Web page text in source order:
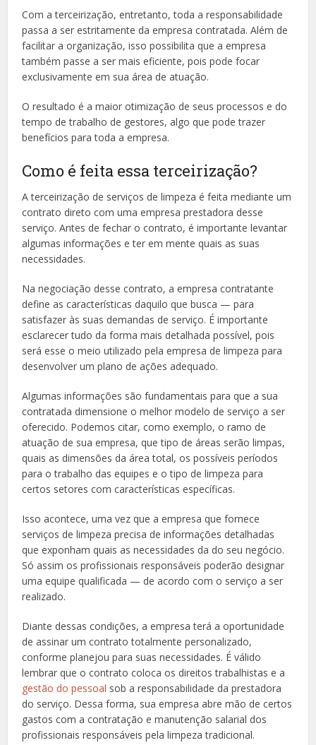
Com a terceirização, entretanto, toda a responsabilidade
passa a ser estritamente da empresa contratada. Além de
facilitar a organização, isso possibilita que a empresa
também passe a ser mais eficiente, pois pode focar
exclusivamente em sua área de atuação.
O resultado é a maior otimização de seus processos e do
tempo de trabalho de gestores, algo que pode trazer
benefícios para toda a empresa.
Como é feita essa terceirização?
A terceirização de serviços de limpeza é feita mediante um
contrato direto com uma empresa prestadora desse
serviço. Antes de fechar o contrato, é importante levantar
algumas informações e ter em mente quais as suas
necessidades.
Na negociação desse contrato, a empresa contratante
define as características daquilo que busca — para
satisfazer às suas demandas de serviço. É importante
esclarecer tudo da forma mais detalhada possível, pois
será esse o meio utilizado pela empresa de limpeza para
desenvolver um plano de ações adequado.
Algumas informações são fundamentais para que a sua
contratada dimensione o melhor modelo de serviço a ser
oferecido. Podemos citar, como exemplo, o ramo de
atuação de sua empresa, que tipo de áreas serão limpas,
quais as dimensões da área total, os possíveis períodos
para o trabalho das equipes e o tipo de limpeza para
certos setores com características específicas.
Isso acontece, uma vez que a empresa que fornece
serviços de limpeza precisa de informações detalhadas
que exponham quais as necessidades da do seu negócio.
Só assim os profissionais responsáveis poderão designar
uma equipe qualificada — de acordo com o serviço a ser
realizado.
Diante dessas condições, a empresa terá a oportunidade
de assinar um contrato totalmente personalizado,
conforme planejou para suas necessidades. É válido
lembrar que o contrato coloca os direitos trabalhistas e a
gestão do pessoal sob a responsabilidade da prestadora
do serviço. Dessa forma, sua empresa abre mão de certos
gastos com a contratação e manutenção salarial dos
profissionais responsáveis pela limpeza tradicional.